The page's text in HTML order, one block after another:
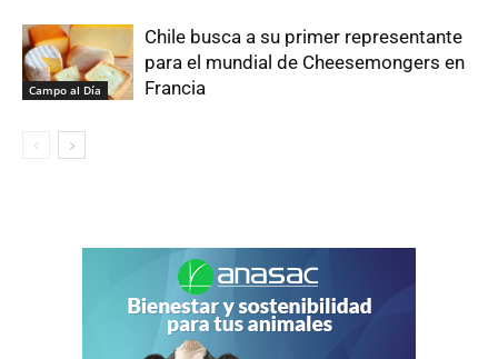
Campo al Día
Chile busca a su primer representante
para el mundial de Cheesemongers en
Francia